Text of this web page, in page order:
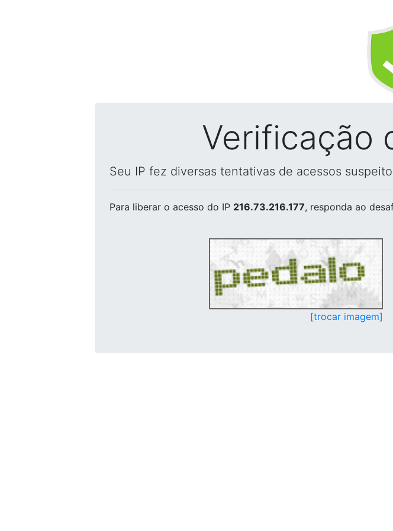
Verificação
Seu IP fez diversas tentativas de acessos
Para liberar o acesso do IP 216.73.216.177, responda ao
[trocar imagem]